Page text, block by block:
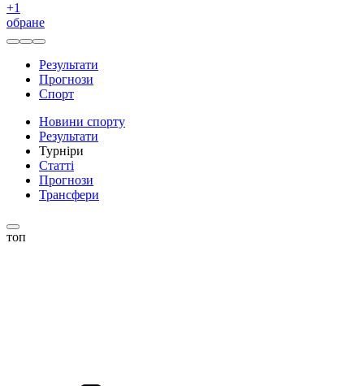
+1
обране
Результати
Прогнози
Спорт
Новини спорту
Результати
Турніри
Статті
Прогнози
Трансфери
топ